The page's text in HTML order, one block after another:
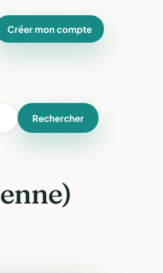
Créer mon compte
Rechercher